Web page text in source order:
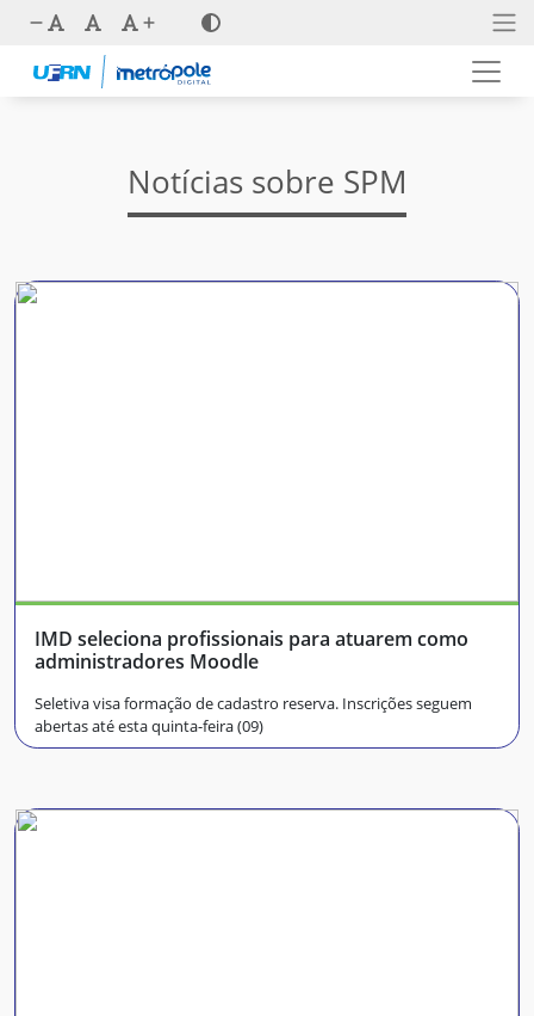
Notícias sobre SPM
IMD seleciona profissionais para atuarem como
administradores Moodle
Seletiva visa formação de cadastro reserva. Inscrições seguem
abertas até esta quinta-feira (09)